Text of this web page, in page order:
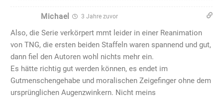
Michael 3 Jahre zuvor
Also, die Serie verkörpert mmt leider in einer Reanimation
von TNG, die ersten beiden Staffeln waren spannend und gut,
dann fiel den Autoren wohl nichts mehr ein.
Es hätte richtig gut werden können, es endet im
Gutmenschengehabe und moralischen Zeigefinger ohne dem
ursprünglichen Augenzwinkern. Nicht meins